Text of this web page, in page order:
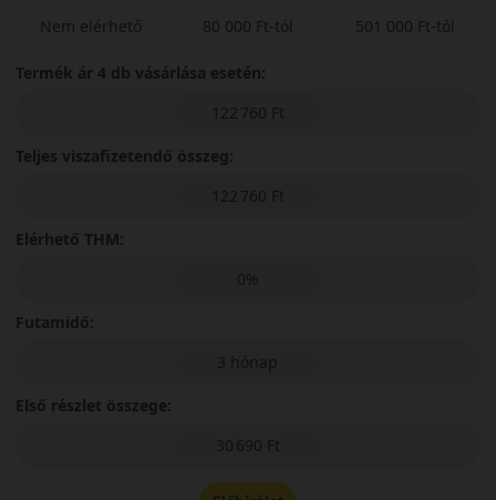
Nem elérhető
80 000 Ft-tól
501 000 Ft-tól
Termék ár 4 db vásárlása esetén:
122 760 Ft
Teljes viszafizetendő összeg:
122 760 Ft
Elérhető THM:
0%
Futamidő:
3 hónap
Első részlet összege:
30 690 Ft